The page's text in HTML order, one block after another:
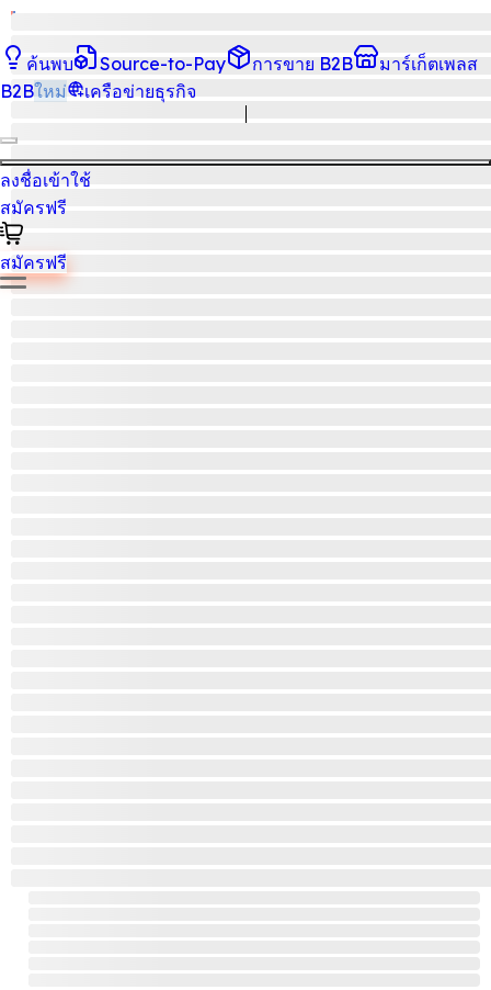
ค้นพบ Source-to-Pay การขาย B2B
มาร์เก็ตเพลส
B2Bใหม่ เครือข่ายธุรกิจ
ลงชื่อเข้าใช้
สมัครฟรี
สมัครฟรี